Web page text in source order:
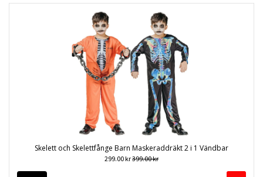
Skelett och Skelettfånge Barn Maskeraddräkt 2 i 1 Vändbar
299.00 kr399.00 kr